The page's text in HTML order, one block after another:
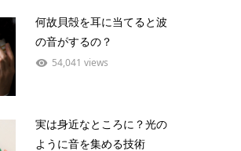
何故貝殻を耳に当てると波
の音がするの？
54,041 views
実は身近なところに？光の
ように音を集める技術